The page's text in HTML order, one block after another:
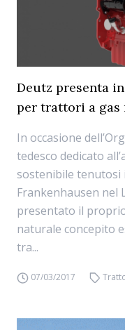
Deutz presenta
per trattori a gas
In occasione
tedesco dedicato
sostenibile tenutosi
Frankenhausen nel
presentato il
naturale concepito
tra...
07/03/2017